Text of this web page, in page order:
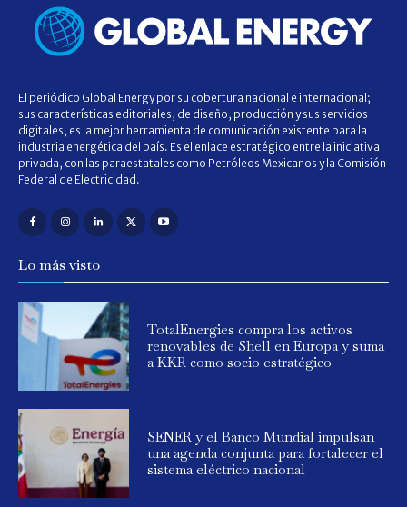
El periódico Global Energy por su cobertura nacional e internacional;
sus características editoriales, de diseño, producción y sus servicios
digitales, es la mejor herramienta de comunicación existente para la
industria energética del país. Es el enlace estratégico entre la iniciativa
privada, con las paraestatales como Petróleos Mexicanos y la Comisión
Federal de Electricidad.
Lo más visto
TotalEnergies compra los activos
renovables de Shell en Europa y suma
a KKR como socio estratégico
SENER y el Banco Mundial impulsan
una agenda conjunta para fortalecer el
sistema eléctrico nacional